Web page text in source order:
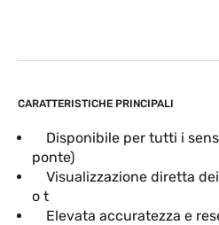
CARATTERISTICHE PRINCIPALI
Disponibile per tutti i
ponte)
Visualizzazione diretta
o t
Elevata accuratezza e